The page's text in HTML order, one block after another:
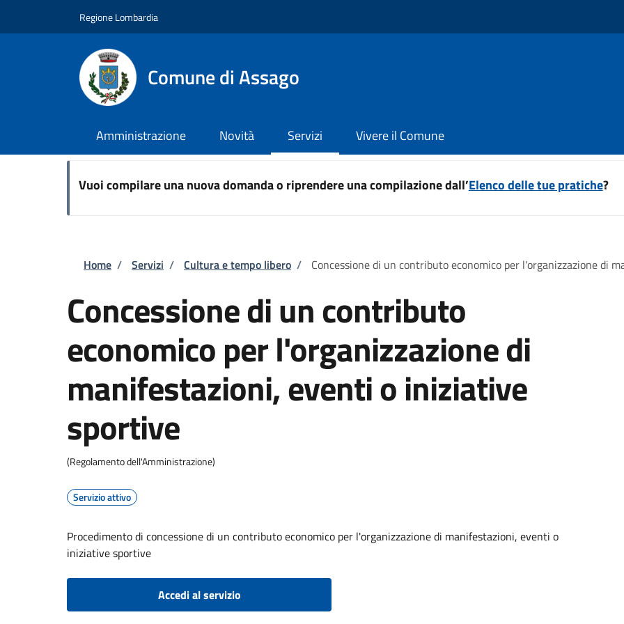
Regione Lombardia
Comune di Assago
Amministrazione Novità Servizi Vivere il Comune
Vuoi compilare una nuova domanda o riprendere una compilazione dall’Elenco delle tue pratiche?
Briciole di pane
Home / Servizi / Cultura e tempo libero / Concessione di un contributo economico per l'organizzazione di
Concessione di un contributo
economico per l'organizzazione di
manifestazioni, eventi o iniziative
sportive
(Regolamento dell'Amministrazione)
Servizio attivo
Procedimento di concessione di un contributo economico per l'organizzazione di manifestazioni, eventi o
iniziative sportive
Accedi al servizio